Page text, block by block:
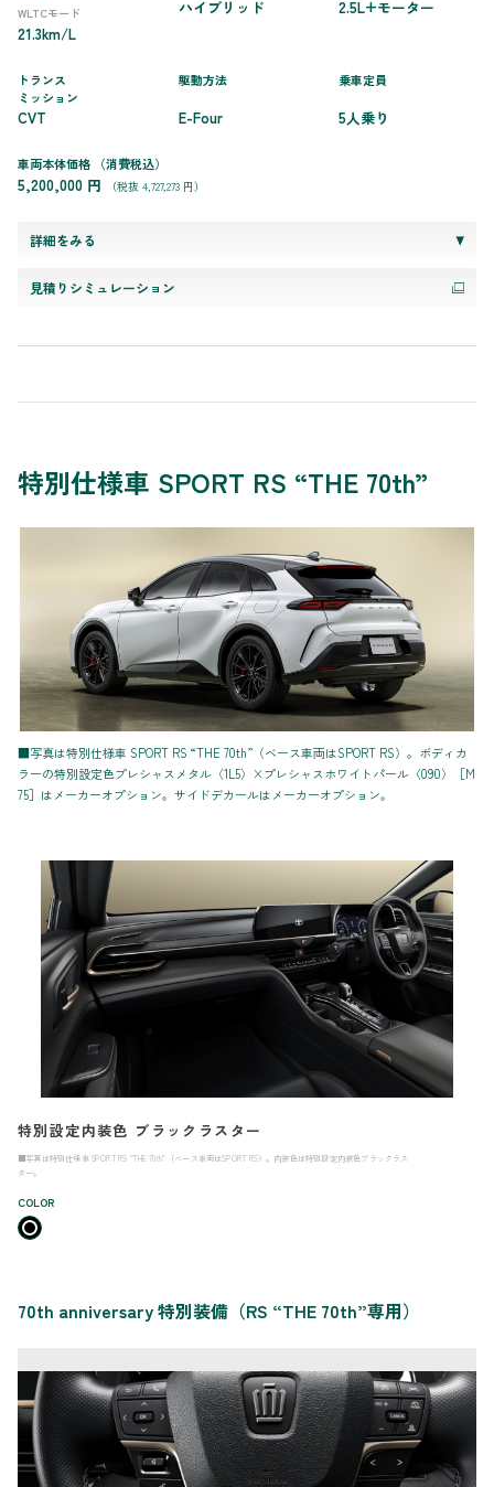
WLTCモード
21.3km/L
ハイブリッド 2.5L+モーター
トランス
ミッション
CVT
駆動方法
E-Four
乗車定員
5人乗り
車両本体価格 （消費税込）
5,200,000 円 （税抜 4,727,273 円）
詳細をみる
見積りシミュレーション
特別仕様車 SPORT RS “THE 70th”
■写真は特別仕様車 SPORT RS “THE 70th”（ベース車両はSPORT RS）。ボディカ
ラーの特別設定色プレシャスメタル〈1L5〉×プレシャスホワイトパール〈090〉［M
75］はメーカーオプション。サイドデカールはメーカーオプション。
特別設定内装色 ブラックラスター
■写真は特別仕様車 SPORT RS “THE 70th”（ベース車両はSPORT RS）。内装色は特別設定内装色ブラックラス
ター。
COLOR
70th anniversary 特別装備（RS “THE 70th”専用）